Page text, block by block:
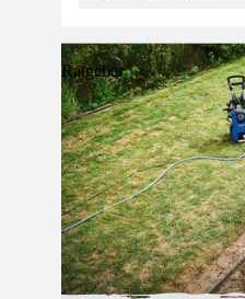
Ratgeber